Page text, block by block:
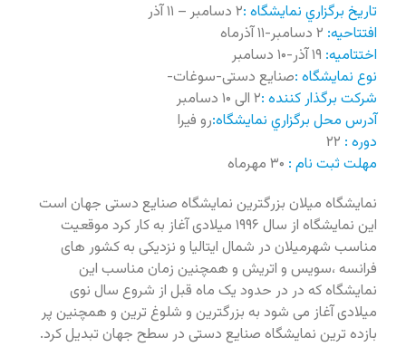
تاريخ برگزاري نمايشگاه :۲ دسامبر – ۱۱ آذر
افتتاحيه:
اختتاميه:
نوع نمايشگاه :صنایع دستی-سوغات-
شرکت برگذار کننده :۲ الی ۱۰ دسامبر
آدرس محل برگزاري نمايشگاه:رو فیرا
دوره :
مهلت ثبت نام :
نمایشگاه میلان بزرگترین نمایشگاه صنایع دستی جهان است
این نمایشگاه از سال ۱۹۹۶ میلادی آغاز به کار کرد موقعیت
مناسب شهرمیلان در شمال ایتالیا و نزدیکی به کشور های
فرانسه ،سویس و اتریش و همچنین زمان مناسب این
نمایشگاه که در در حدود یک ماه قبل از شروع سال نوی
میلادی آغاز می شود به بزرگترین و شلوغ ترین و همچنین پر
بازده ترین نمایشگاه صنایع دستی در سطح جهان تبدیل کرد.